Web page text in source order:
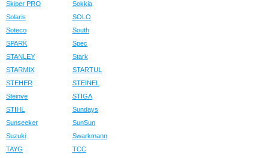
Skiper PRO
Sokkia
Solaris
SOLO
Soteco
South
SPARK
Spec
STANLEY
Stark
STARMIX
STARTUL
STEHER
STEINEL
Steinve
STIGA
STIHL
Sundays
Sunseeker
SunSun
Suzuki
Swarkmann
TAYG
TCC